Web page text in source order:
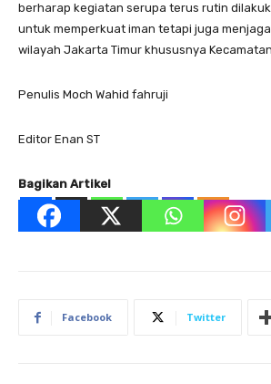
berharap kegiatan serupa terus rutin
untuk memperkuat iman tetapi juga
wilayah Jakarta Timur khususnya
Penulis Moch Wahid fahruji
Editor Enan ST
Bagikan Artikel
Facebook Twitter